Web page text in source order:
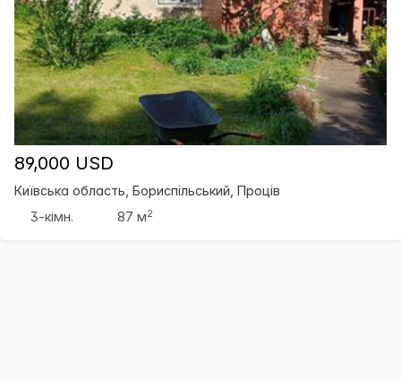
89,000 USD
Київська область, Бориспільський, Проців
3-кімн.
87 м2